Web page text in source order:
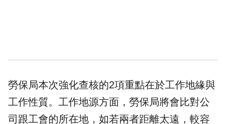
勞保局本次強化查核的2項重點在於工作地緣與
工作性質。工作地源方面，勞保局將會比對公
司跟工會的所在地，如若兩者距離太遠，較容